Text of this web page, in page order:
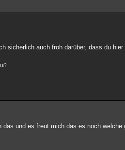
sicherlich auch froh darüber, dass du
das und es freut mich das es noch